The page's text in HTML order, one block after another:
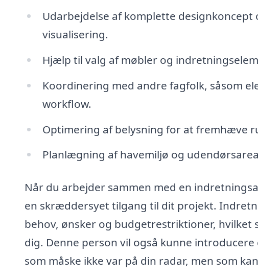
Udarbejdelse af komplette
visualisering.
Hjælp til valg af møbler og
Koordinering med andre fagfolk, såsom
workflow.
Optimering af belysning for at fremhæve
Planlægning af havemiljø og
Når du arbejder sammen med en
en skræddersyet tilgang til dit projekt.
behov, ønsker og budgetrestriktioner,
dig. Denne person vil også kunne
som måske ikke var på din radar, men som